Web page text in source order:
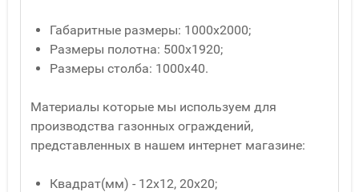
Габаритные размеры: 1000х2000;
Размеры полотна: 500х1920;
Размеры столба: 1000х40.
Материалы которые мы используем для
производства газонных ограждений,
представленных в нашем интернет магазине:
Квадрат(мм) - 12x12, 20x20;